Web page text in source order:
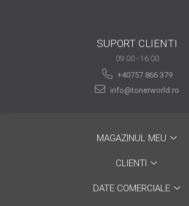
SUPORT CLIENTI
09:00 - 16:00
+40757 866 379
info@tonerworld.ro
MAGAZINUL MEU
CLIENTI
DATE COMERCIALE